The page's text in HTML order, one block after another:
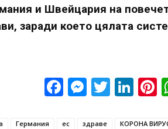
и Швейцария на
заради което цялата
Facebook
Twitter
Германия ес здраве КОРОНА